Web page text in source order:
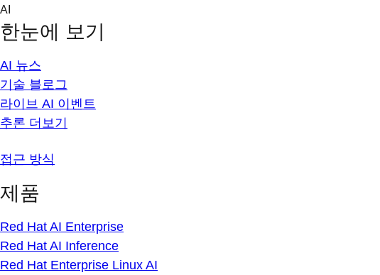
Skip
content
AI
한눈에 보기
AI 뉴스
기술 블로그
라이브 AI 이벤트
추론 더보기
접근 방식
제품
Red Hat AI Enterprise
Red Hat AI Inference
Red Hat Enterprise Linux AI